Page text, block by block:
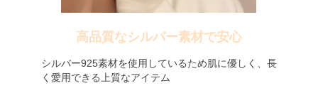
高品質なシルバー素材で安心
シルバー925素材を使用しているため肌に優しく、長
く愛用できる上質なアイテム